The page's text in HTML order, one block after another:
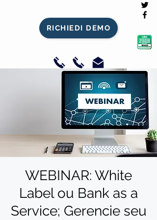
RICHIEDI DEMO
WEBINAR: White
Label ou Bank as a
Service; Gerencie seu